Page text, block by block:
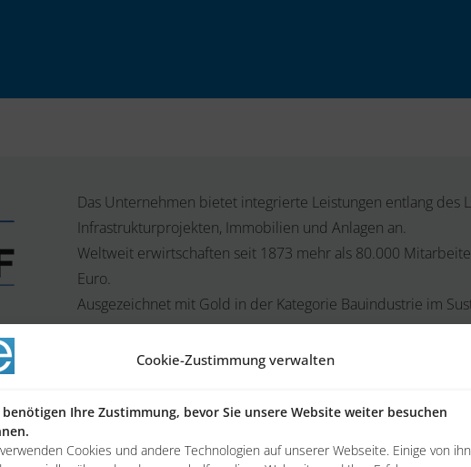
Cookie-Zustimmung verwalten
Ihre Zustimmung, bevor Sie unsere Website weiter besuchen
Cookies und andere Technologien auf unserer Webseite. Einige von
Das Unternehmen bietet integrierte Leistungen entlang des
Infrastrukturprojekten, Immobilien und Anlagen an.
Weltweit erwirtschaften seit 1873 mehr als 80.000
Euro.
Ausgezeichnet mit Gold in der Kategorie Bauindustrie im
aufgebaut.